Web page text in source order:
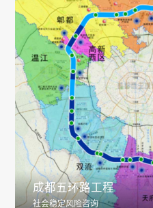
成都五环路工程
社会稳定风险咨询